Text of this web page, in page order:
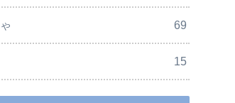
69
15